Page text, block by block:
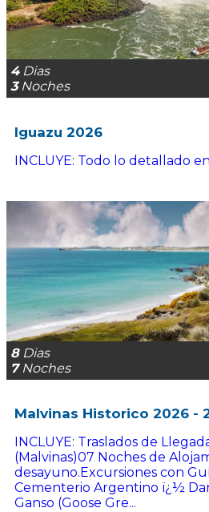
4Dias
3Noches
Iguazu 2026
INCLUYE: Todo lo detallado
8Dias
7Noches
Malvinas Historico 2026 -
INCLUYE: Traslados de
(Malvinas)07 Noches de
desayuno.Excursiones con
Cementerio Argentino ï¿½
Ganso (Goose Gre...